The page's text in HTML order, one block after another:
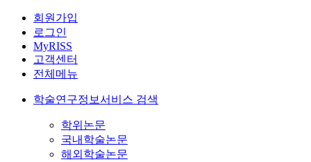
회원가입
로그인
MyRISS
고객센터
전체메뉴
학술연구정보서비스 검색
학위논문
국내학술논문
해외학술논문